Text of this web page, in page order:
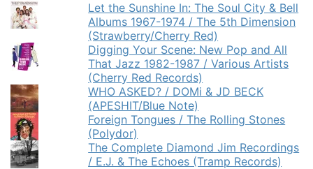
Let the Sunshine In: The Soul City & Bell
Albums 1967-1974 / The 5th Dimension
(Strawberry/Cherry Red)
Digging Your Scene: New Pop and All
That Jazz 1982-1987 / Various Artists
(Cherry Red Records)
WHO ASKED? / DOMi & JD BECK
(APESHIT/Blue Note)
Foreign Tongues / The Rolling Stones
(Polydor)
The Complete Diamond Jim Recordings
/ E.J. & The Echoes (Tramp Records)